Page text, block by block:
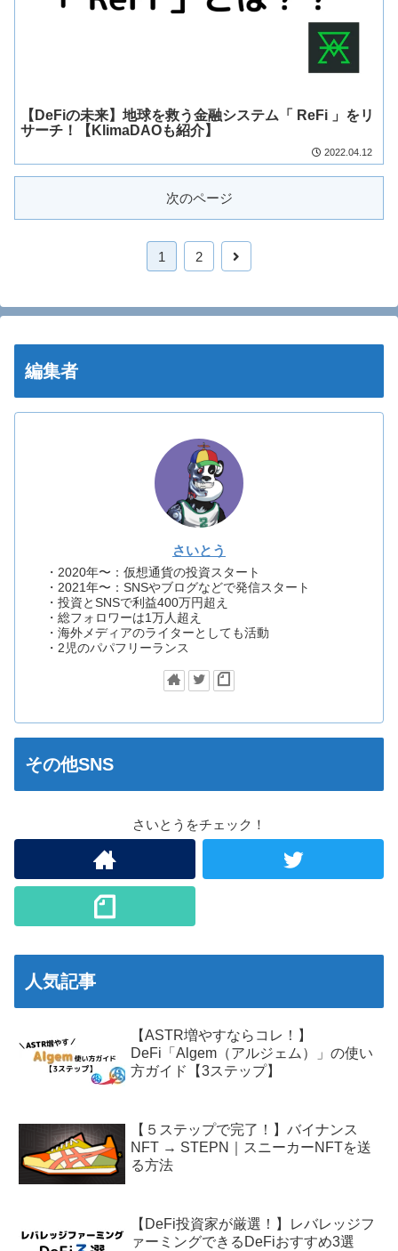
【DeFiの未来】地球を救う金融システム「 ReFi 」をリ
サーチ！【KlimaDAOも紹介】
2022.04.12
次のページ
1 2
編集者
さいとう
・2020年〜：仮想通貨の投資スタート
・2021年〜：SNSやブログなどで発信スタート
・投資とSNSで利益400万円超え
・総フォロワーは1万人超え
・海外メディアのライターとしても活動
・2児のパパフリーランス
その他SNS
さいとうをチェック！
人気記事
【ASTR増やすならコレ！】
DeFi「Algem（アルジェム）」の使い
方ガイド【3ステップ】
【５ステップで完了！】バイナンス
NFT → STEPN｜スニーカーNFTを送
る方法
【DeFi投資家が厳選！】レバレッジフ
ァーミングできるDeFiおすすめ3選